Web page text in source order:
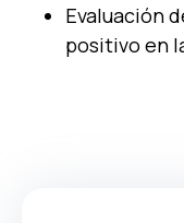
Evaluación
positivo en